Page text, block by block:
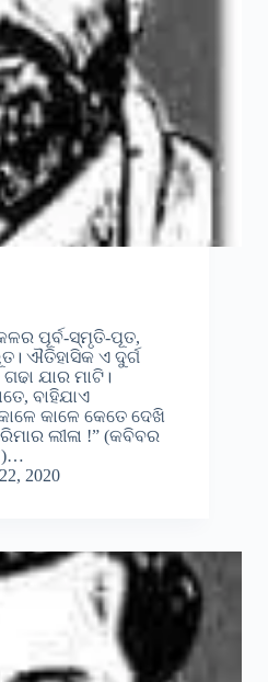
ପୂର୍ବ-ସ୍ମୃତି-ପୂତ,
ଐତିହାସିକ ଏ ଦୁର୍ଗ
ଯାର ମାଟି।
ବାହିଯାଏ
କାଳେ କେତେ ଦେଖି
ଲୀଳା !” (କବିବର
2020